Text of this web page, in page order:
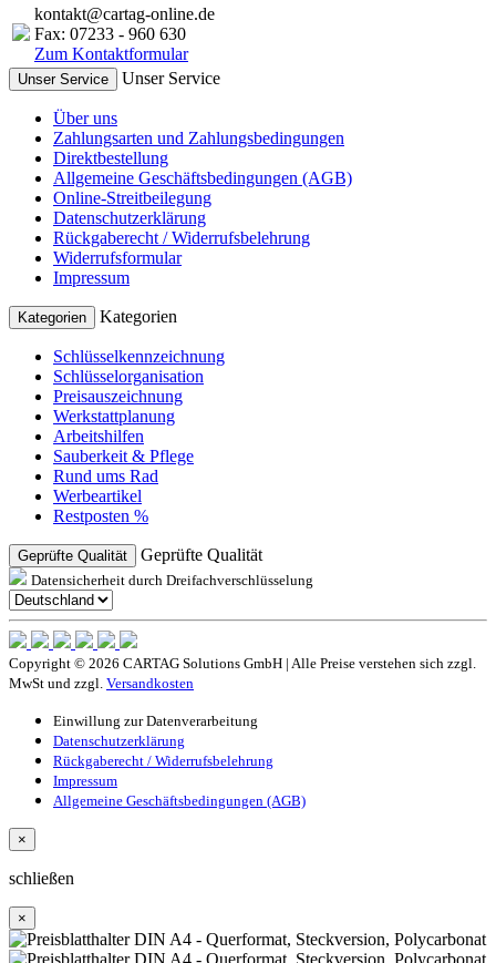
kontakt@cartag-online.de
Fax: 07233 - 960 630
Zum Kontaktformular
Unser Service Unser Service
Über uns
Zahlungsarten und Zahlungsbedingungen
Direktbestellung
Allgemeine Geschäftsbedingungen (AGB)
Online-Streitbeilegung
Datenschutzerklärung
Rückgaberecht / Widerrufsbelehrung
Widerrufsformular
Impressum
Kategorien Kategorien
Schlüsselkennzeichnung
Schlüsselorganisation
Preisauszeichnung
Werkstattplanung
Arbeitshilfen
Sauberkeit & Pflege
Rund ums Rad
Werbeartikel
Restposten %
Geprüfte Qualität Geprüfte Qualität
Datensicherheit durch Dreifachverschlüsselung
Copyright © 2026 CARTAG Solutions GmbH | Alle Preise verstehen sich zzgl.
MwSt und zzgl. Versandkosten
Einwillung zur Datenverarbeitung
Datenschutzerklärung
Rückgaberecht / Widerrufsbelehrung
Impressum
Allgemeine Geschäftsbedingungen (AGB)
×
schließen
×